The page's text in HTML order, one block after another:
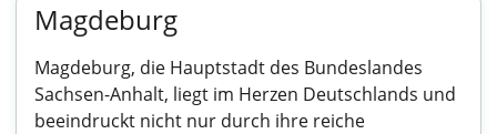
Magdeburg
Magdeburg, die Hauptstadt des Bundeslandes
Sachsen-Anhalt, liegt im Herzen Deutschlands und
beeindruckt nicht nur durch ihre reiche